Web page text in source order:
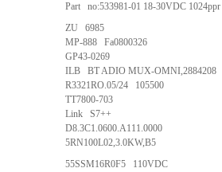
Part no:533981-01 18-30VDC 1024ppr
ZU 6985
MP-888 Fa0800326
GP43-0269
ILB BT ADIO MUX-OMNI,2884208
R3321RO.05/24 105500
TT7800-703
Link S7++
D8.3C1.0600.A111.0000
5RN100L02,3.0KW,B5
55SSM16R0F5 110VDC